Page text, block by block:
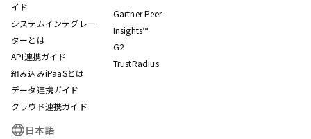
イド
システムインテグレー
ターとは
API連携ガイド
組み込みiPaaSとは
データ連携ガイド
クラウド連携ガイド
Gartner Peer
Insights™
G2
TrustRadius
日本語